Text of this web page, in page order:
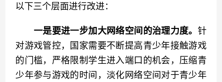
以下三个层面进行改进：
一是要进一步加大网络空间的治理力度。 针
对游戏管控，国家需要不断提高青少年接触游戏
的门槛，严格限制学生进入端口的机会，压缩青
少年参与游戏的时间，淡化网络空间对于青少年